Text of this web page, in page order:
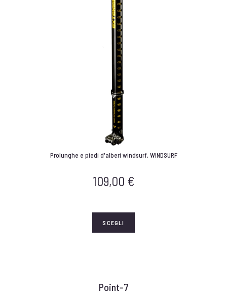
Prolunghe e piedi d'alberi windsurf, WINDSURF
109,00 €
SCEGLI
Point-7